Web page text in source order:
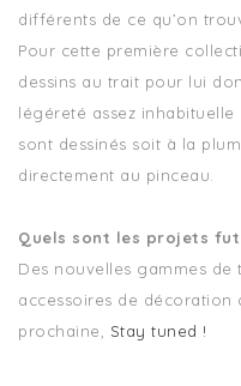
différents de ce qu’on
Pour cette première
dessins au trait pour lui
légéreté assez
sont dessinés soit à la
directement au pinceau.
Quels sont les projets
Des nouvelles gammes de
accessoires de décoration
prochaine, Stay tuned !